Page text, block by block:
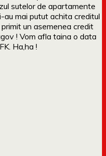
sutelor de apartamente
au mai putut achita creditul
un asemenea credit
! Vom afla taina o data
Ha,ha !